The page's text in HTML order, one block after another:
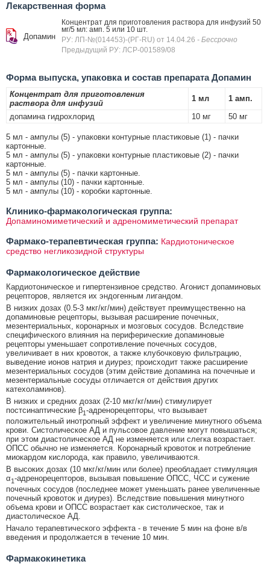
Лекарственная форма
Допамин
Концентрат для приготовления раствора для инфузий 50
мг/5 мл: амп. 5 или 10 шт.
РУ: ЛП-№(014453)-(РГ-RU) от 14.04.26 - Бессрочно
Предыдущий РУ: ЛСР-001589/08
Форма выпуска, упаковка и состав препарата Допамин
Концентрат для приготовления
раствора для инфузий
1 мл
1 амп.
допамина гидрохлорид
10 мг 50 мг
5 мл - ампулы (5) - упаковки контурные пластиковые (1) - пачки
картонные.
5 мл - ампулы (5) - упаковки контурные пластиковые (2) - пачки
картонные.
5 мл - ампулы (5) - пачки картонные.
5 мл - ампулы (10) - пачки картонные.
5 мл - ампулы (10) - коробки картонные.
Клинико-фармакологическая группа:
Допаминомиметический и адреномиметический препарат
Фармако-терапевтическая группа: Кардиотоническое
средство негликозидной структуры
Фармакологическое действие
Кардиотоническое и гипертензивное средство. Агонист допаминовых
рецепторов, является их эндогенным лигандом.
В низких дозах (0.5-3 мкг/кг/мин) действует преимущественно на
допаминовые рецепторы, вызывая расширение почечных,
мезентериальных, коронарных и мозговых сосудов. Вследствие
специфического влияния на периферические допаминовые
рецепторы уменьшает сопротивление почечных сосудов,
увеличивает в них кровоток, а также клубочковую фильтрацию,
выведение ионов натрия и диурез; происходит также расширение
мезентериальных сосудов (этим действие допамина на почечные и
мезентериальные сосуды отличается от действия других
катехоламинов).
В низких и средних дозах (2-10 мкг/кг/мин) стимулирует
постсинаптические β1-адренорецепторы, что вызывает
положительный инотропный эффект и увеличение минутного объема
крови. Систолическое АД и пульсовое давление могут повышаться;
при этом диастолическое АД не изменяется или слегка возрастает.
ОПСС обычно не изменяется. Коронарный кровоток и потребление
миокардом кислорода, как правило, увеличиваются.
В высоких дозах (10 мкг/кг/мин или более) преобладает стимуляция
α1-адренорецепторов, вызывая повышение ОПСС, ЧСС и сужение
почечных сосудов (последнее может уменьшать ранее увеличенные
почечный кровоток и диурез). Вследствие повышения минутного
объема крови и ОПСС возрастает как систолическое, так и
диастолическое АД.
Начало терапевтического эффекта - в течение 5 мин на фоне в/в
введения и продолжается в течение 10 мин.
Фармакокинетика